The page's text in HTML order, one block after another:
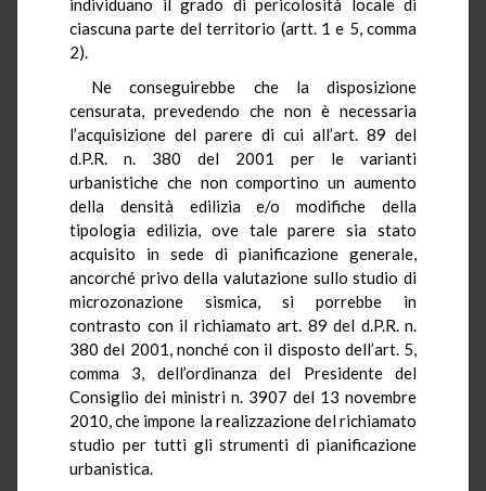
individuano il grado di pericolosità locale di
ciascuna parte del territorio (artt. 1 e 5, comma
2).
Ne conseguirebbe che la disposizione
censurata, prevedendo che non è necessaria
l’acquisizione del parere di cui all’art. 89 del
d.P.R. n. 380 del 2001 per le varianti
urbanistiche che non comportino un aumento
della densità edilizia e/o modifiche della
tipologia edilizia, ove tale parere sia stato
acquisito in sede di pianificazione generale,
ancorché privo della valutazione sullo studio di
microzonazione sismica, si porrebbe in
contrasto con il richiamato art. 89 del d.P.R. n.
380 del 2001, nonché con il disposto dell’art. 5,
comma 3, dell’ordinanza del Presidente del
Consiglio dei ministri n. 3907 del 13 novembre
2010, che impone la realizzazione del richiamato
studio per tutti gli strumenti di pianificazione
urbanistica.